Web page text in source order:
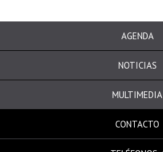
AGENDA
NOTICIAS
MULTIMEDIA
CONTACTO